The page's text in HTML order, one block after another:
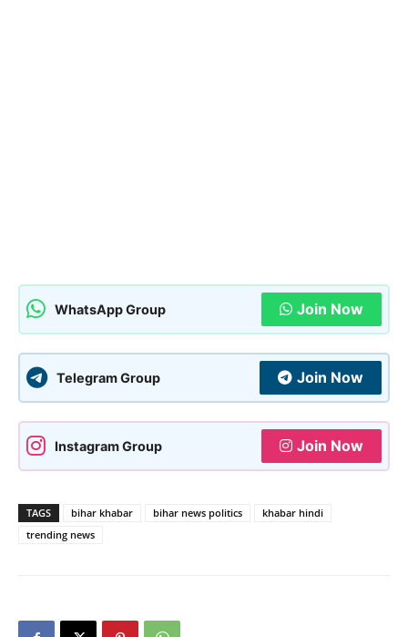
WhatsApp Group Join Now
Telegram Group Join Now
Instagram Group Join Now
TAGS bihar khabar bihar news politics
khabar hindi
trending news